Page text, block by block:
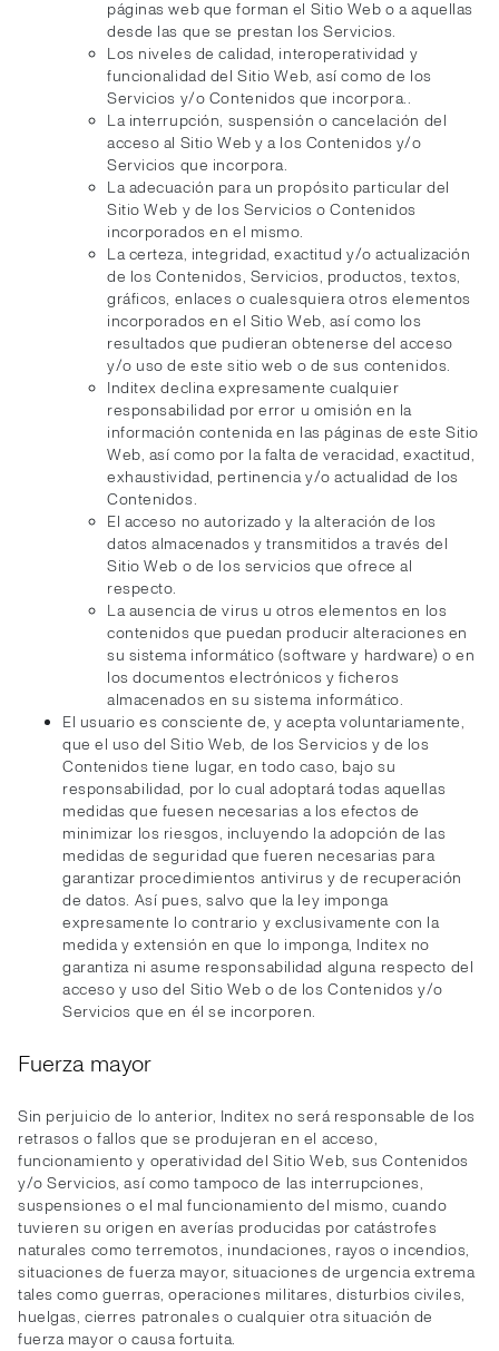
páginas web que forman el Sitio Web o a aquellas
desde las que se prestan los Servicios.
Los niveles de calidad, interoperatividad y
funcionalidad del Sitio Web, así como de los
Servicios y/o Contenidos que incorpora..
La interrupción, suspensión o cancelación del
acceso al Sitio Web y a los Contenidos y/o
Servicios que incorpora.
La adecuación para un propósito particular del
Sitio Web y de los Servicios o Contenidos
incorporados en el mismo.
La certeza, integridad, exactitud y/o actualización
de los Contenidos, Servicios, productos, textos,
gráficos, enlaces o cualesquiera otros elementos
incorporados en el Sitio Web, así como los
resultados que pudieran obtenerse del acceso
y/o uso de este sitio web o de sus contenidos.
Inditex declina expresamente cualquier
responsabilidad por error u omisión en la
información contenida en las páginas de este Sitio
Web, así como por la falta de veracidad, exactitud,
exhaustividad, pertinencia y/o actualidad de los
Contenidos.
El acceso no autorizado y la alteración de los
datos almacenados y transmitidos a través del
Sitio Web o de los servicios que ofrece al
respecto.
La ausencia de virus u otros elementos en los
contenidos que puedan producir alteraciones en
su sistema informático (software y hardware) o en
los documentos electrónicos y ficheros
almacenados en su sistema informático.
El usuario es consciente de, y acepta voluntariamente,
que el uso del Sitio Web, de los Servicios y de los
Contenidos tiene lugar, en todo caso, bajo su
responsabilidad, por lo cual adoptará todas aquellas
medidas que fuesen necesarias a los efectos de
minimizar los riesgos, incluyendo la adopción de las
medidas de seguridad que fueren necesarias para
garantizar procedimientos antivirus y de recuperación
de datos. Así pues, salvo que la ley imponga
expresamente lo contrario y exclusivamente con la
medida y extensión en que lo imponga, Inditex no
garantiza ni asume responsabilidad alguna respecto del
acceso y uso del Sitio Web o de los Contenidos y/o
Servicios que en él se incorporen.
Fuerza mayor
Sin perjuicio de lo anterior, Inditex no será responsable de los
retrasos o fallos que se produjeran en el acceso,
funcionamiento y operatividad del Sitio Web, sus Contenidos
y/o Servicios, así como tampoco de las interrupciones,
suspensiones o el mal funcionamiento del mismo, cuando
tuvieren su origen en averías producidas por catástrofes
naturales como terremotos, inundaciones, rayos o incendios,
situaciones de fuerza mayor, situaciones de urgencia extrema
tales como guerras, operaciones militares, disturbios civiles,
huelgas, cierres patronales o cualquier otra situación de
fuerza mayor o causa fortuita.